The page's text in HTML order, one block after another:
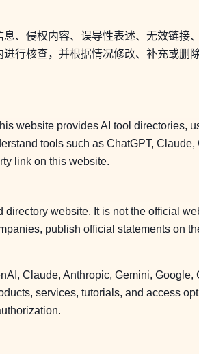
、侵权内容、误导性表述、无效链
行核查，并根据情况修改、补充或删除
website provides AI tool directories,
tools such as ChatGPT,
link on this website.
website. It is not the official
publish official statements on
Claude, Anthropic, Gemini,
services, tutorials, and access